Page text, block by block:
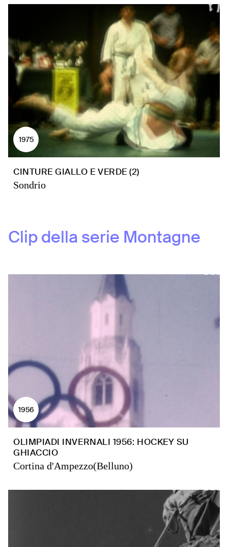
1975
CINTURE GIALLO E VERDE (2)
Sondrio
Clip della serie Montagne
1956
OLIMPIADI INVERNALI 1956: HOCKEY SU
GHIACCIO
Cortina d'Ampezzo(Belluno)